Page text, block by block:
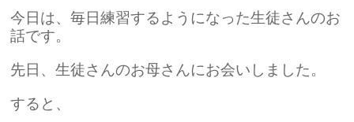
今日は、毎日練習するようになった生徒さんのお
話です。
先日、生徒さんのお母さんにお会いしました。
すると、